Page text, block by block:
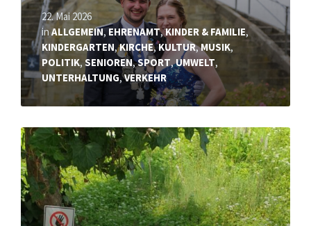
22. Mai 2026
inALLGEMEIN, EHRENAMT,KINDER & FAMILIE,
KINDERGARTEN,KIRCHE,KULTUR,MUSIK,
POLITIK, SENIOREN,SPORT,UMWELT,
UNTERHALTUNG,VERKEHR
Mehr
erfahren